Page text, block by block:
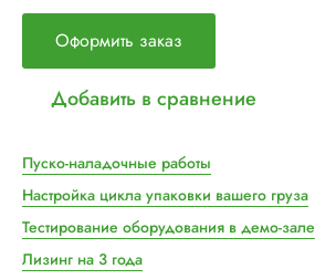
Оформить заказ
Добавить в сравнение
Пуско-наладочные работы
Настройка цикла упаковки вашего груза
Тестирование оборудования в демо-зале
Лизинг на 3 года